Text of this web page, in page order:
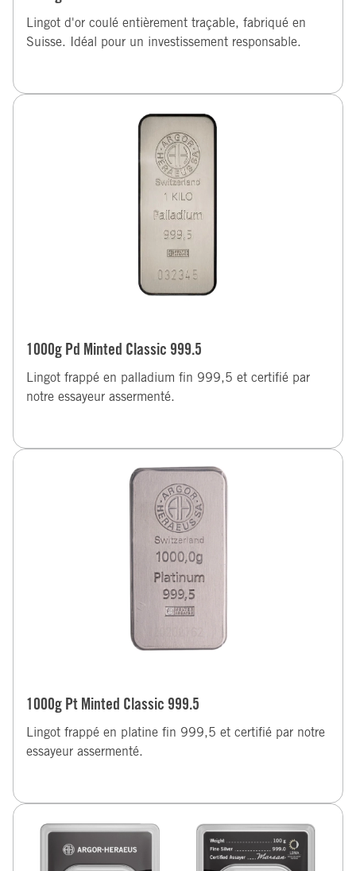
Lingot d'or coulé entièrement traçable, fabriqué en
Suisse. Idéal pour un investissement responsable.
1000g Pd Minted Classic 999.5
Lingot frappé en palladium fin 999,5 et certifié par
notre essayeur assermenté.
1000g Pt Minted Classic 999.5
Lingot frappé en platine fin 999,5 et certifié par notre
essayeur assermenté.